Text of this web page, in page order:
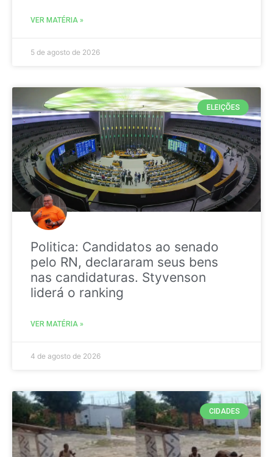
VER MATÉRIA »
5 de agosto de 2026
ELEIÇÕES
Politica: Candidatos ao senado
pelo RN, declararam seus bens
nas candidaturas. Styvenson
liderá o ranking
VER MATÉRIA »
4 de agosto de 2026
CIDADES